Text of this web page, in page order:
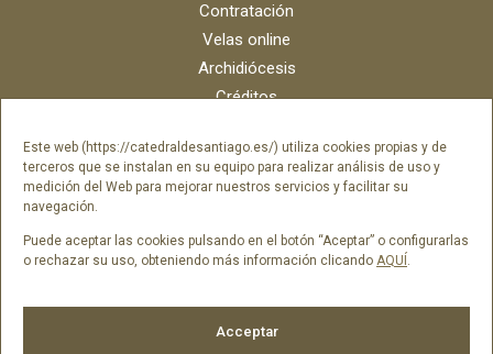
Este web (https://catedraldesantiago.es/) utiliza cookies propias y de
terceros que se instalan en su equipo para realizar análisis de uso y
medición del Web para mejorar nuestros servicios y facilitar su
navegación.
Puede aceptar las cookies pulsando en el botón “Aceptar” o configurarlas
o rechazar su uso, obteniendo más información clicando AQUÍ.
Acceptar
Contratación
Velas online
Archidiócesis
Créditos
Contacto
Portal del empleado SAMI Catedral